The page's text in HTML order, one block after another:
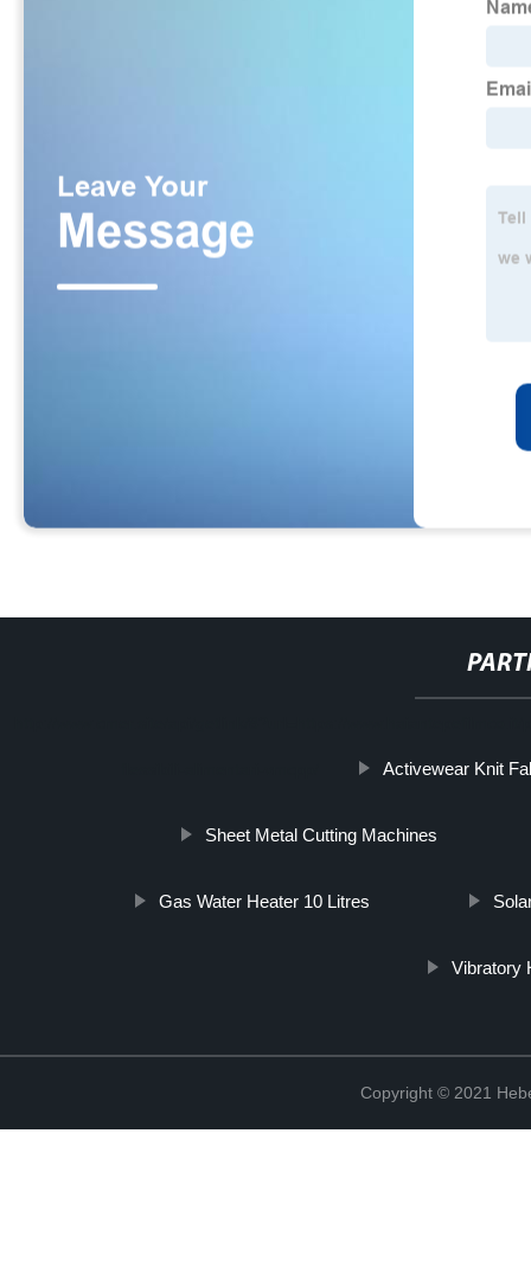
Activewear Knit
Sheet Metal Cutting Machines
Gas Water Heater 10 Litres
Vibratory
Copyright © 2021